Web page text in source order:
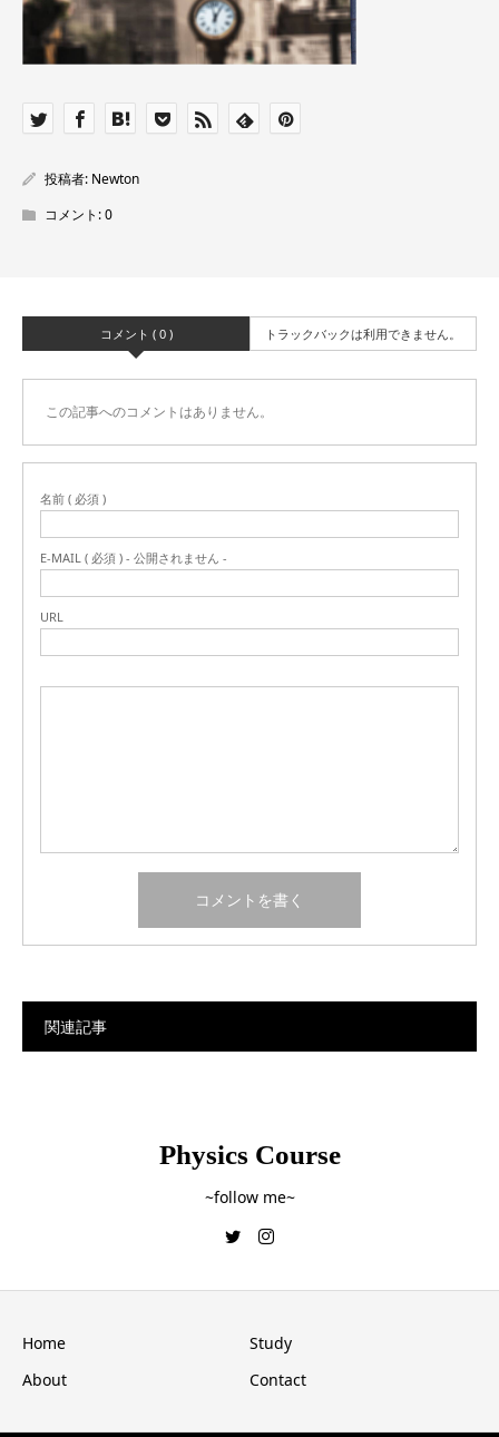
投稿者: Newton
コメント:0
コメント ( 0 ) トラックバックは利用できません。
この記事へのコメントはありません。
名前 ( 必須 )
E-MAIL ( 必須 ) - 公開されません -
URL
関連記事
Physics Course
~follow me~
Home
Study
About
Contact